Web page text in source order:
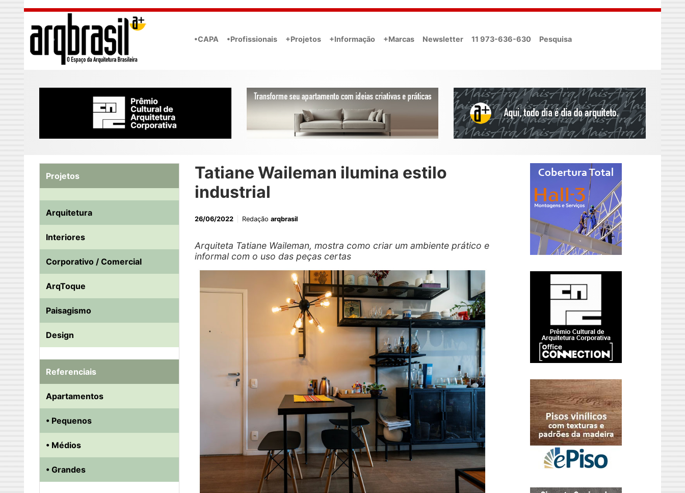
Skip to main content
•CAPA •Profissionais +Projetos +Informação +Marcas Newsletter 11 973-636-630 Pesquisa
Tatiane Waileman ilumina estilo
industrial
26/06/2022 Redação arqbrasil
Arquiteta Tatiane Waileman, mostra como criar um ambiente prático e
informal com o uso das peças certas
Projetos
Arquitetura
Interiores
Corporativo / Comercial
ArqToque
Paisagismo
Design
Referenciais
Apartamentos
• Pequenos
• Médios
• Grandes